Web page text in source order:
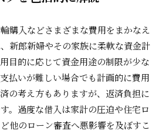
購入などさまざまな費用をまかなえ
新郎新婦やその家族に柔軟な資金計
目的に応じて資金用途の制限が少な
払いが難しい場合でも計画的に費用
の考え方もありますが、返済負担に
。過度な借入は家計の圧迫や住宅ロ
他のローン審査へ悪影響を及ぼすこ